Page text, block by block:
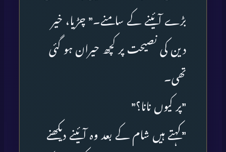
بڑے آئینے کے سامنے۔” چڑیا، خیر
دین کی نصیحت پر کچھ حیران ہو گئی
تھی۔
”پر کیوں نانا؟”
”کہتے ہیں شام کے بعد وہ آئینے دیکھنے